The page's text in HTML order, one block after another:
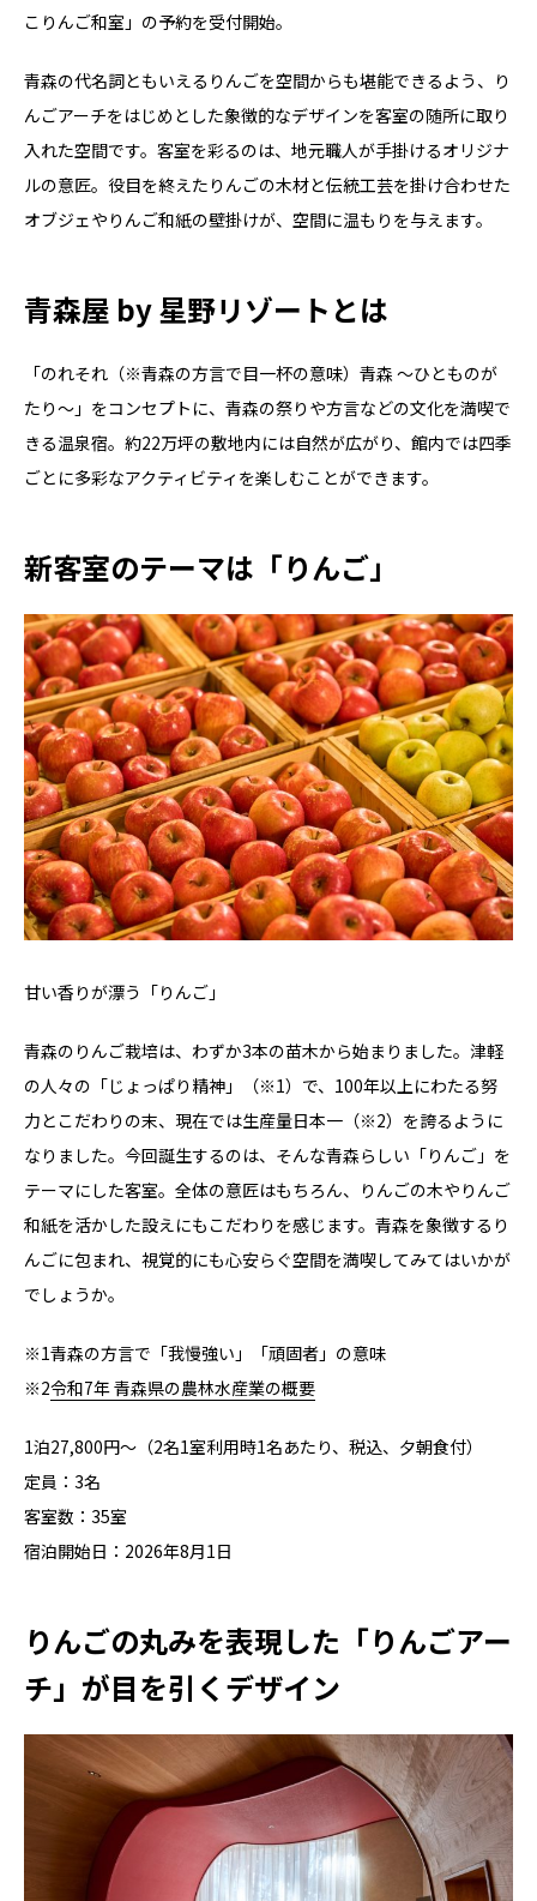
こりんご和室」の予約を受付開始。
青森の代名詞ともいえるりんごを空間からも堪能できるよう、り
んごアーチをはじめとした象徴的なデザインを客室の随所に取り
入れた空間です。客室を彩るのは、地元職人が手掛けるオリジナ
ルの意匠。役目を終えたりんごの木材と伝統工芸を掛け合わせた
オブジェやりんご和紙の壁掛けが、空間に温もりを与えます。
青森屋 by 星野リゾートとは
「のれそれ（※青森の方言で目一杯の意味）青森 ～ひとものが
たり～」をコンセプトに、青森の祭りや方言などの文化を満喫で
きる温泉宿。約22万坪の敷地内には自然が広がり、館内では四季
ごとに多彩なアクティビティを楽しむことができます。
新客室のテーマは「りんご」
甘い香りが漂う「りんご」
青森のりんご栽培は、わずか3本の苗木から始まりました。津軽
の人々の「じょっぱり精神」（※1）で、100年以上にわたる努
力とこだわりの末、現在では生産量日本一（※2）を誇るように
なりました。今回誕生するのは、そんな青森らしい「りんご」を
テーマにした客室。全体の意匠はもちろん、りんごの木やりんご
和紙を活かした設えにもこだわりを感じます。青森を象徴するり
んごに包まれ、視覚的にも心安らぐ空間を満喫してみてはいかが
でしょうか。
※1青森の方言で「我慢強い」「頑固者」の意味
※2令和7年 青森県の農林水産業の概要
1泊27,800円～（2名1室利用時1名あたり、税込、夕朝食付）
定員：3名
客室数：35室
宿泊開始日：2026年8月1日
りんごの丸みを表現した「りんごアー
チ」が目を引くデザイン